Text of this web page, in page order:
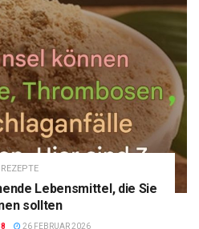
REZEPTE
Lebensmittel, die Sie
sollten
26 FEBRUAR 2026